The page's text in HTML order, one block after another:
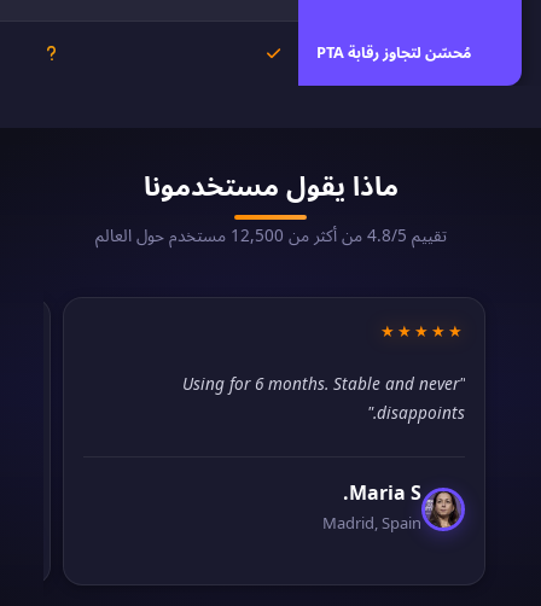
مُحسّن لتجاوز رقابة PTA نعم
ماذا يقول مستخدمونا
تقييم 4.8/5 من أكثر من 12,500 مستخدم حول العالم
★★★★★
"Using for 6 months. Stable and never
disappoints."
Maria S.
Madrid, Spain